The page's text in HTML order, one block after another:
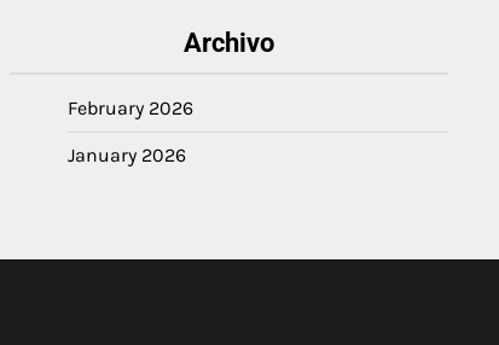
Archivo
February 2026
January 2026